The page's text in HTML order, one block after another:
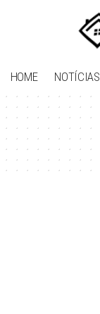
HOME NOTÍCIAS